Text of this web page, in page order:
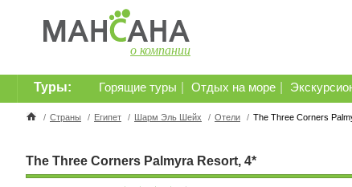
о компании
Горящие туры Отдых на море
Туры:
/ Страны / Египет / Шарм Эль Шейх / Отели / The Three Corners
The Three Corners Palmyra Resort, 4*